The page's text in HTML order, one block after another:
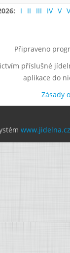
I II III IV V
Připraveno
příslušné
aplikace do
Zásady
www.jidelna.cz